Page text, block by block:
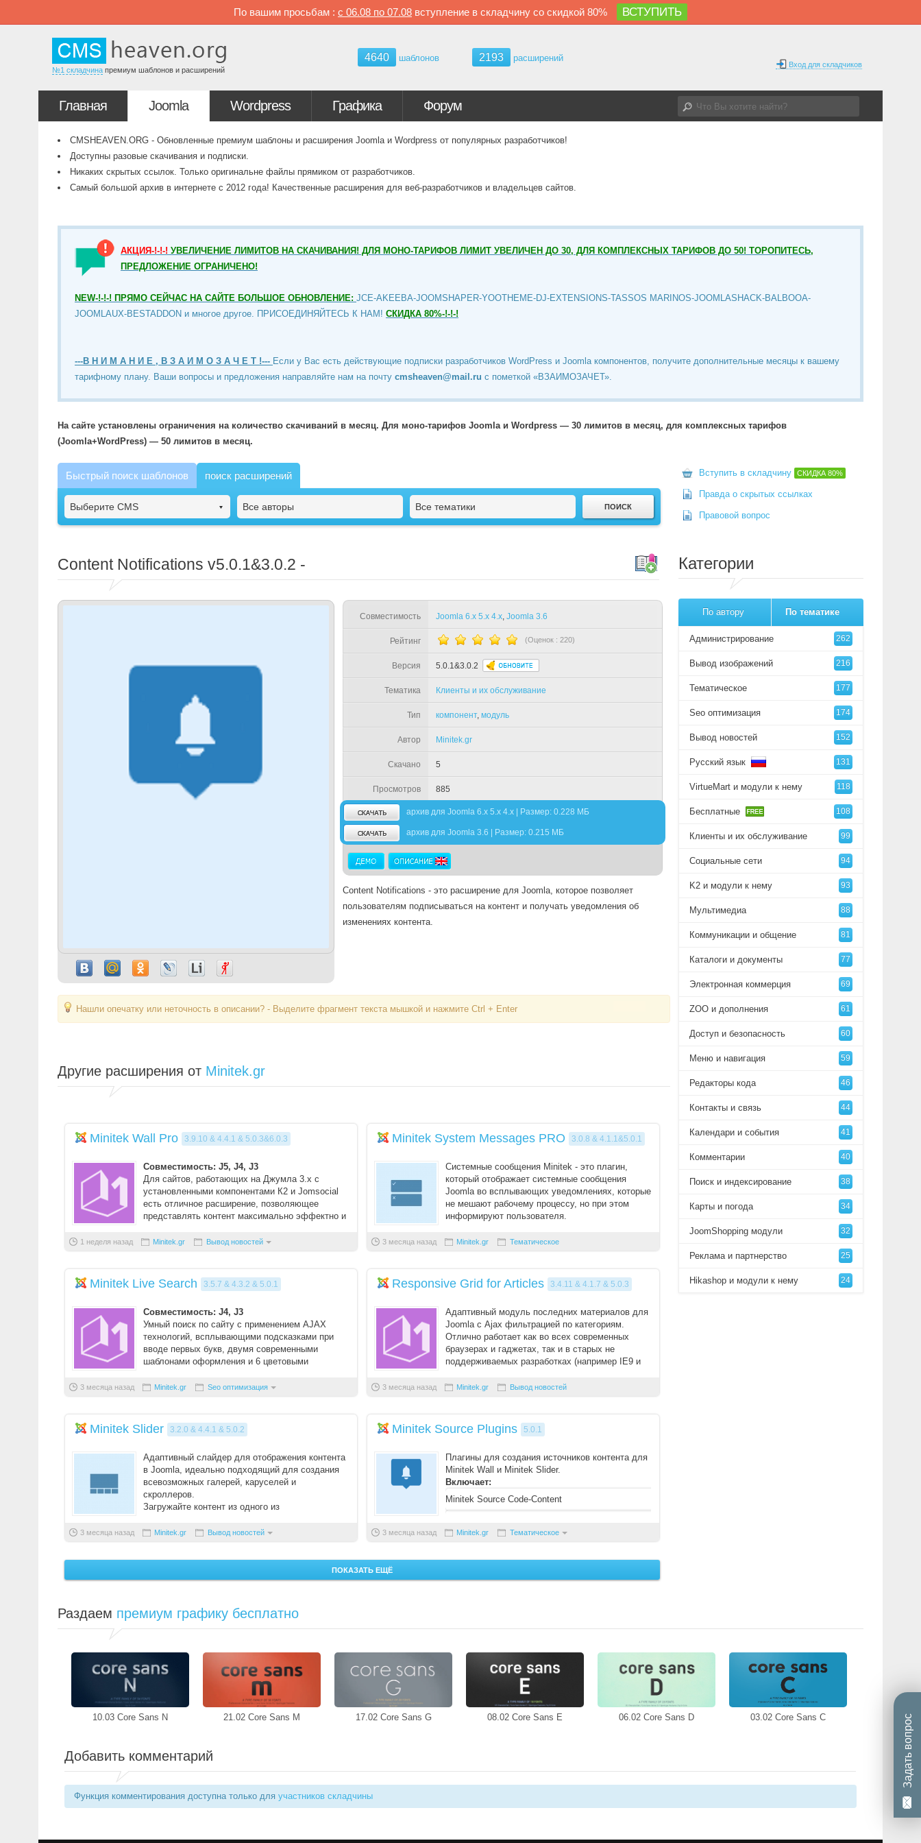
По вашим просьбам : с 06.08 по 07.08 вступление в складчину со скидкой 80% ВСТУПИТЬ
№1 складчина премиум шаблонов и расширений
4640 шаблонов 2193 расширений
Вход для складчиков
Главная Joomla Wordpress Графика Форум
CMSHEAVEN.ORG - Обновленные премиум шаблоны и расширения Joomla и Wordpress от популярных разработчиков!
Доступны разовые скачивания и подписки.
Никаких скрытых ссылок. Только оригинальне файлы прямиком от разработчиков.
Самый большой архив в интернете с 2012 года! Качественные расширения для веб-разработчиков и владельцев сайтов.
АКЦИЯ-!-!-! УВЕЛИЧЕНИЕ ЛИМИТОВ НА СКАЧИВАНИЯ! ДЛЯ МОНО-ТАРИФОВ ЛИМИТ УВЕЛИЧЕН ДО 30, ДЛЯ КОМПЛЕКСНЫХ ТАРИФОВ ДО 50! ТОРОПИТЕСЬ,
ПРЕДЛОЖЕНИЕ ОГРАНИЧЕНО!
NEW-!-!-! ПРЯМО СЕЙЧАС НА САЙТЕ БОЛЬШОЕ ОБНОВЛЕНИЕ: JCE-AKEEBA-JOOMSHAPER-YOOTHEME-DJ-EXTENSIONS-TASSOS MARINOS-JOOMLASHACK-BALBOOA-
JOOMLAUX-BESTADDON и многое другое. ПРИСОЕДИНЯЙТЕСЬ К НАМ! СКИДКА 80%-!-!-!
---В Н И М А Н И Е , В З А И М О З А Ч Е Т !--- Если у Вас есть действующие подписки разработчиков WordPress и Joomla компонентов, получите дополнительные месяцы к вашему
тарифному плану. Ваши вопросы и предложения направляйте нам на почту cmsheaven@mail.ru c пометкой «ВЗАИМОЗАЧЕТ».
На сайте установлены ограничения на количество скачиваний в месяц. Для моно-тарифов Joomla и Wordpress — 30 лимитов в месяц, для комплексных тарифов
(Joomla+WordPress) — 50 лимитов в месяц.
Быстрый поиск шаблонов поиск расширений
Выберите CMS Все авторы Все тематики
Content Notifications v5.0.1&3.0.2 -
Совместимость Joomla 6.x 5.x 4.x, Joomla 3.6
Рейтинг (Оценок : 220)
Версия 5.0.1&3.0.2
Тематика Клиенты и их обслуживание
Тип компонент, модуль
Автор Minitek.gr
Скачано 5
Просмотров 885
архив для Joomla 6.x 5.x 4.x | Размер: 0.228 МБ
архив для Joomla 3.6 | Размер: 0.215 МБ
Content Notifications - это расширение для Joomla, которое позволяет
пользователям подписываться на контент и получать уведомления об
изменениях контента.
Нашли опечатку или неточность в описании? - Выделите фрагмент текста мышкой и нажмите Ctrl + Enter
Другие расширения от Minitek.gr
Minitek Wall Pro 3.9.10 & 4.4.1 & 5.0.3&6.0.3
Совместимость: J5, J4, J3
Для сайтов, работающих на Джумла 3.х с
установленными компонентами К2 и Jomsocial
есть отличное расширение, позволяющее
представлять контент максимально эффектно и
1 неделя назад Minitek.gr Вывод новостей
Minitek System Messages PRO 3.0.8 & 4.1.1&5.0.1
Системные сообщения Minitek - это плагин,
который отображает системные сообщения
Joomla во всплывающих уведомлениях, которые
не мешают рабочему процессу, но при этом
информируют пользователя.
3 месяца назад Minitek.gr Тематическое
Minitek Live Search 3.5.7 & 4.3.2 & 5.0.1
Совместимость: J4, J3
Умный поиск по сайту с применением AJAX
технологий, всплывающими подсказками при
вводе первых букв, двумя современными
шаблонами оформления и 6 цветовыми
3 месяца назад Minitek.gr Seo оптимизация
Responsive Grid for Articles 3.4.11 & 4.1.7 & 5.0.3
Адаптивный модуль последних материалов для
Joomla с Ajax фильтрацией по категориям.
Отлично работает как во всех современных
браузерах и гаджетах, так и в старых не
поддерживаемых разработках (например IE9 и
3 месяца назад Minitek.gr Вывод новостей
Minitek Slider 3.2.0 & 4.4.1 & 5.0.2
Адаптивный слайдер для отображения контента
в Joomla, идеально подходящий для создания
всевозможных галерей, каруселей и
скроллеров.
Загружайте контент из одного из
катал ...
3 месяца назад Minitek.gr Вывод новостей
Minitek Source Plugins 5.0.1
Плагины для создания источников контента для
Minitek Wall и Minitek Slider.
Включает:
Minitek Source Code-Content
3 месяца назад Minitek.gr Тематическое
ПОКАЗАТЬ ЕЩЁ
Вступить в складчину СКИДКА 80%
Правда о скрытых ссылках
Правовой вопрос
Категории
По автору По тематике
Администрирование 262
Вывод изображений 216
Тематическое 177
Seo оптимизация 174
Вывод новостей 152
Русский язык 131
VirtueMart и модули к нему 118
Бесплатные 108
Клиенты и их обслуживание 99
Социальные сети 94
K2 и модули к нему 93
Мультимедиа 88
Коммуникации и общение 81
Каталоги и документы 77
Электронная коммерция 69
ZOO и дополнения 61
Доступ и безопасность 60
Меню и навигация 59
Редакторы кода 46
Контакты и связь 44
Календари и события 41
Комментарии 40
Поиск и индексирование 38
Карты и погода 34
JoomShopping модули 32
Реклама и партнерство 25
Hikashop и модули к нему 24
Раздаем премиум графику бесплатно
10.03 Core Sans N 21.02 Core Sans M 17.02 Core Sans G 08.02 Core Sans E 06.02 Core Sans D 03.02 Core Sans C
Добавить комментарий
Функция комментирования доступна только для участников складчины
Задать вопрос
Пароль
Запомнить меня
Вступить в складчину
Забыли пароль?